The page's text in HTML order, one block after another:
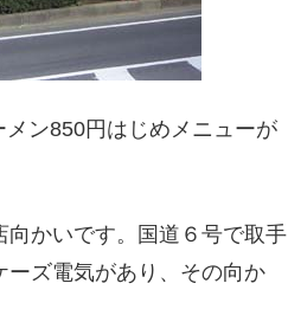
ン850円はじめメニューが
かいです。国道６号で取手
ズ電気があり、その向か